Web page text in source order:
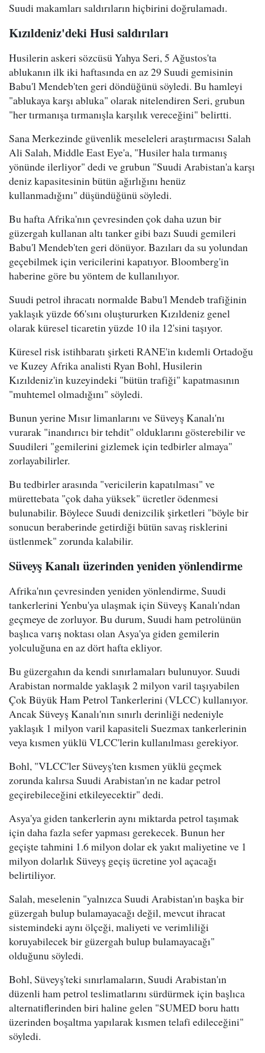
Suudi makamları saldırıların hiçbirini doğrulamadı.
Kızıldeniz'deki Husi saldırıları
Husilerin askeri sözcüsü Yahya Seri, 5 Ağustos'ta
ablukanın ilk iki haftasında en az 29 Suudi gemisinin
Babu'l Mendeb'ten geri döndüğünü söyledi. Bu hamleyi
"ablukaya karşı abluka" olarak nitelendiren Seri, grubun
"her tırmanışa tırmanışla karşılık vereceğini" belirtti.
Sana Merkezinde güvenlik meseleleri araştırmacısı Salah
Ali Salah, Middle East Eye'a, "Husiler hala tırmanış
yönünde ilerliyor" dedi ve grubun "Suudi Arabistan'a karşı
deniz kapasitesinin bütün ağırlığını henüz
kullanmadığını" düşündüğünü söyledi.
Bu hafta Afrika'nın çevresinden çok daha uzun bir
güzergah kullanan altı tanker gibi bazı Suudi gemileri
Babu'l Mendeb'ten geri dönüyor. Bazıları da su yolundan
geçebilmek için vericilerini kapatıyor. Bloomberg'in
haberine göre bu yöntem de kullanılıyor.
Suudi petrol ihracatı normalde Babu'l Mendeb trafiğinin
yaklaşık yüzde 66'sını oluştururken Kızıldeniz genel
olarak küresel ticaretin yüzde 10 ila 12'sini taşıyor.
Küresel risk istihbaratı şirketi RANE'in kıdemli Ortadoğu
ve Kuzey Afrika analisti Ryan Bohl, Husilerin
Kızıldeniz'in kuzeyindeki "bütün trafiği" kapatmasının
"muhtemel olmadığını" söyledi.
Bunun yerine Mısır limanlarını ve Süveyş Kanalı'nı
vurarak "inandırıcı bir tehdit" olduklarını gösterebilir ve
Suudileri "gemilerini gizlemek için tedbirler almaya"
zorlayabilirler.
Bu tedbirler arasında "vericilerin kapatılması" ve
mürettebata "çok daha yüksek" ücretler ödenmesi
bulunabilir. Böylece Suudi denizcilik şirketleri "böyle bir
sonucun beraberinde getirdiği bütün savaş risklerini
üstlenmek" zorunda kalabilir.
Süveyş Kanalı üzerinden yeniden yönlendirme
Afrika'nın çevresinden yeniden yönlendirme, Suudi
tankerlerini Yenbu'ya ulaşmak için Süveyş Kanalı'ndan
geçmeye de zorluyor. Bu durum, Suudi ham petrolünün
başlıca varış noktası olan Asya'ya giden gemilerin
yolculuğuna en az dört hafta ekliyor.
Bu güzergahın da kendi sınırlamaları bulunuyor. Suudi
Arabistan normalde yaklaşık 2 milyon varil taşıyabilen
Çok Büyük Ham Petrol Tankerlerini (VLCC) kullanıyor.
Ancak Süveyş Kanalı'nın sınırlı derinliği nedeniyle
yaklaşık 1 milyon varil kapasiteli Suezmax tankerlerinin
veya kısmen yüklü VLCC'lerin kullanılması gerekiyor.
Bohl, "VLCC'ler Süveyş'ten kısmen yüklü geçmek
zorunda kalırsa Suudi Arabistan'ın ne kadar petrol
geçirebileceğini etkileyecektir" dedi.
Asya'ya giden tankerlerin aynı miktarda petrol taşımak
için daha fazla sefer yapması gerekecek. Bunun her
geçişte tahmini 1.6 milyon dolar ek yakıt maliyetine ve 1
milyon dolarlık Süveyş geçiş ücretine yol açacağı
belirtiliyor.
Salah, meselenin "yalnızca Suudi Arabistan'ın başka bir
güzergah bulup bulamayacağı değil, mevcut ihracat
sistemindeki aynı ölçeği, maliyeti ve verimliliği
koruyabilecek bir güzergah bulup bulamayacağı"
olduğunu söyledi.
Bohl, Süveyş'teki sınırlamaların, Suudi Arabistan'ın
düzenli ham petrol teslimatlarını sürdürmek için başlıca
alternatiflerinden biri haline gelen "SUMED boru hattı
üzerinden boşaltma yapılarak kısmen telafi edileceğini"
söyledi.